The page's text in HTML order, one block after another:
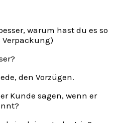
warum hast du es so
Verpackung)
den Vorzügen.
Kunde sagen, wenn er